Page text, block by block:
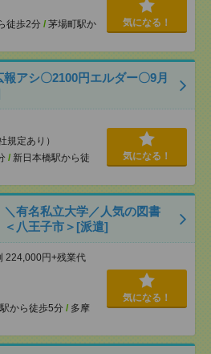
徒歩2分 / 茅場町駅か
気になる！
報アシ〇2100円エルダー〇9月
規定あり）
/ 新日本橋駅から徒
気になる！
＼有名私立大学／人気の図書
八王子市＞[派遣]
円+残業代
から徒歩5分 / 多摩
気になる！